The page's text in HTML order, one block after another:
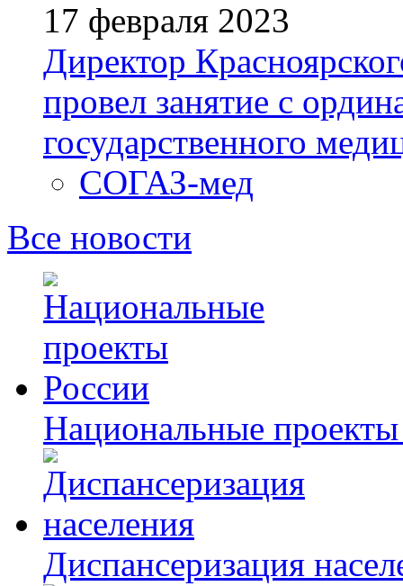
17 февраля 2023
Директор
провел занятие с
государственного
СОГАЗ-мед
Все новости
Национальные
Диспансеризация